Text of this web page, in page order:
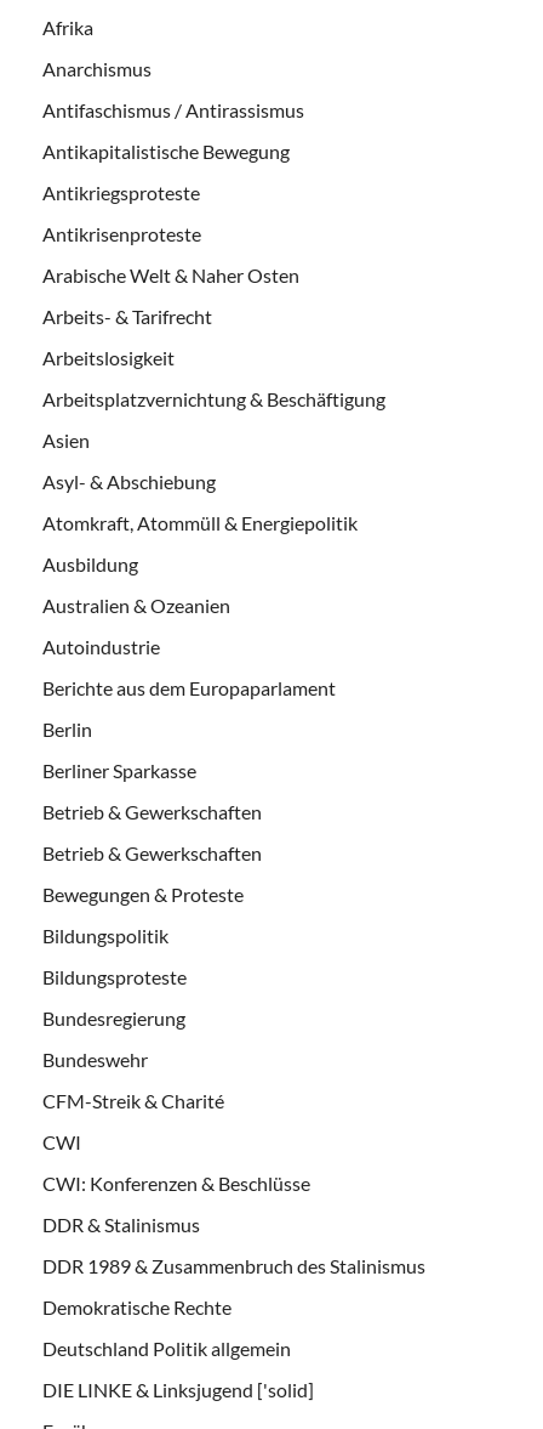
Afrika
Anarchismus
Antifaschismus / Antirassismus
Antikapitalistische Bewegung
Antikriegsproteste
Antikrisenproteste
Arabische Welt & Naher Osten
Arbeits- & Tarifrecht
Arbeitslosigkeit
Arbeitsplatzvernichtung & Beschäftigung
Asien
Asyl- & Abschiebung
Atomkraft, Atommüll & Energiepolitik
Ausbildung
Australien & Ozeanien
Autoindustrie
Berichte aus dem Europaparlament
Berlin
Berliner Sparkasse
Betrieb & Gewerkschaften
Betrieb & Gewerkschaften
Bewegungen & Proteste
Bildungspolitik
Bildungsproteste
Bundesregierung
Bundeswehr
CFM-Streik & Charité
CWI
CWI: Konferenzen & Beschlüsse
DDR & Stalinismus
DDR 1989 & Zusammenbruch des Stalinismus
Demokratische Rechte
Deutschland Politik allgemein
DIE LINKE & Linksjugend ['solid]